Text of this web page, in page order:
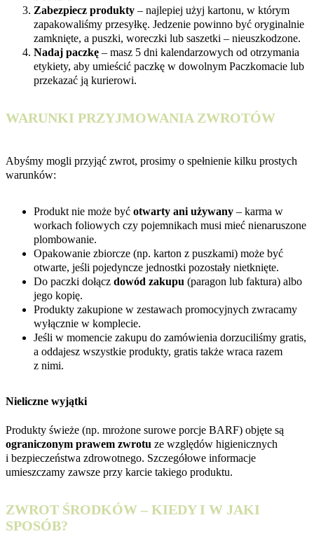
Zabezpiecz produkty – najlepiej użyj kartonu, w którym
zapakowaliśmy przesyłkę. Jedzenie powinno być oryginalnie
zamknięte, a puszki, woreczki lub saszetki – nieuszkodzone.
Nadaj paczkę – masz 5 dni kalendarzowych od otrzymania
etykiety, aby umieścić paczkę w dowolnym Paczkomacie lub
przekazać ją kurierowi.
WARUNKI PRZYJMOWANIA ZWROTÓW
Abyśmy mogli przyjąć zwrot, prosimy o spełnienie kilku prostych
warunków:
Produkt nie może być otwarty ani używany – karma w
workach foliowych czy pojemnikach musi mieć nienaruszone
plombowanie.
Opakowanie zbiorcze (np. karton z puszkami) może być
otwarte, jeśli pojedyncze jednostki pozostały nietknięte.
Do paczki dołącz dowód zakupu (paragon lub faktura) albo
jego kopię.
Produkty zakupione w zestawach promocyjnych zwracamy
wyłącznie w komplecie.
Jeśli w momencie zakupu do zamówienia dorzuciliśmy gratis,
a oddajesz wszystkie produkty, gratis także wraca razem
z nimi.
Nieliczne wyjątki
Produkty świeże (np. mrożone surowe porcje BARF) objęte są
ograniczonym prawem zwrotu ze względów higienicznych
i bezpieczeństwa zdrowotnego. Szczegółowe informacje
umieszczamy zawsze przy karcie takiego produktu.
ZWROT ŚRODKÓW – KIEDY I W JAKI
SPOSÓB?